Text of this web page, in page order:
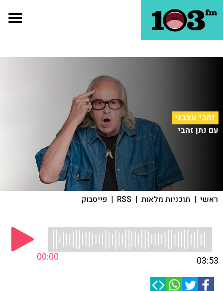
זהבי עצבני
עם נתן זהבי
ראשי | תוכניות מלאות |
RSS
| פייסבוק
00:00 03:53